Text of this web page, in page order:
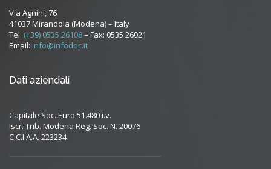
Via Agnini, 76
41037 Mirandola (Modena) – Italy
Tel: (+39) 0535 26108– Fax: 0535 26021
Email: info@infodoc.it
Dati aziendali
Capitale Soc. Euro 51.480 i.v.
Iscr. Trib. Modena Reg. Soc. N. 20076
C.C.I.A.A. 223234